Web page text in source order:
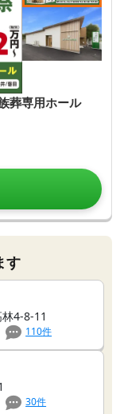
葬専用ホール
す
4-8-11
110件
30件